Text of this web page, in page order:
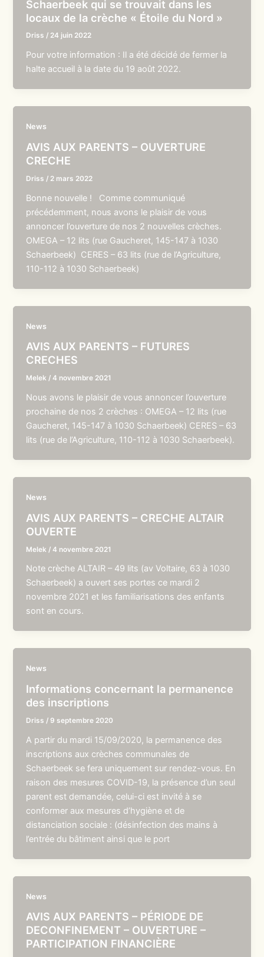
Schaerbeek qui se trouvait dans les
locaux de la crèche « Étoile du Nord »
Driss / 24 juin 2022
Pour votre information : Il a été décidé de fermer la
halte accueil à la date du 19 août 2022.
News
AVIS AUX PARENTS – OUVERTURE
CRECHE
Driss / 2 mars 2022
Bonne nouvelle ! Comme communiqué
précédemment, nous avons le plaisir de vous
annoncer l’ouverture de nos 2 nouvelles crèches.
OMEGA – 12 lits (rue Gaucheret, 145-147 à 1030
Schaerbeek) CERES – 63 lits (rue de l’Agriculture,
110-112 à 1030 Schaerbeek)
News
AVIS AUX PARENTS – FUTURES
CRECHES
Melek /4 novembre 2021
Nous avons le plaisir de vous annoncer l’ouverture
prochaine de nos 2 crèches : OMEGA – 12 lits (rue
Gaucheret, 145-147 à 1030 Schaerbeek) CERES – 63
lits (rue de l’Agriculture, 110-112 à 1030 Schaerbeek).
News
AVIS AUX PARENTS – CRECHE ALTAIR
OUVERTE
Melek /4 novembre 2021
Note crèche ALTAIR – 49 lits (av Voltaire, 63 à 1030
Schaerbeek) a ouvert ses portes ce mardi 2
novembre 2021 et les familiarisations des enfants
sont en cours.
News
Informations concernant la permanence
des inscriptions
Driss / 9 septembre 2020
A partir du mardi 15/09/2020, la permanence des
inscriptions aux crèches communales de
Schaerbeek se fera uniquement sur rendez-vous. En
raison des mesures COVID-19, la présence d’un seul
parent est demandée, celui-ci est invité à se
conformer aux mesures d’hygiène et de
distanciation sociale : (désinfection des mains à
l’entrée du bâtiment ainsi que le port
News
AVIS AUX PARENTS – PÉRIODE DE
DECONFINEMENT – OUVERTURE –
PARTICIPATION FINANCIÈRE